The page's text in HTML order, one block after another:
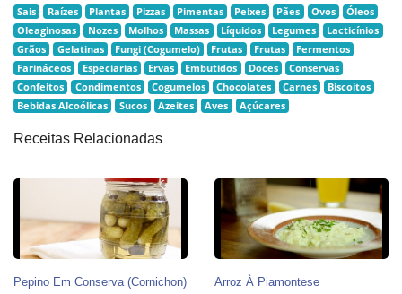
Sais
Raízes Plantas Pizzas Pimentas Peixes Pães Ovos
Óleos
Oleaginosas
Nozes Molhos Massas Líquidos Legumes
Lacticínios
Grãos
Gelatinas Fungi (Cogumelo) Frutas Frutas
Fermentos
Farináceos
Especiarias Ervas Embutidos Doces
Conservas
Confeitos
Condimentos Cogumelos Chocolates Carnes
Biscoitos
Bebidas Alcoólicas
Sucos Azeites Aves Açúcares
Receitas Relacionadas
Pepino Em Conserva (Cornichon) Arroz À Piamontese